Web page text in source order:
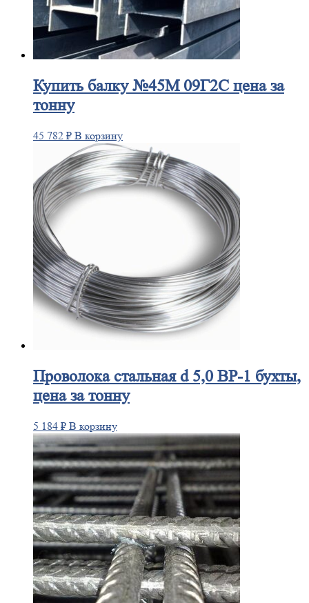
Купитьбалку №45М 09Г2С цена за
тонну
45 782 ₽ В корзину
Проволокастальная d 5,0 ВР-1 бухты,
цена за тонну
5 184 ₽ В корзину